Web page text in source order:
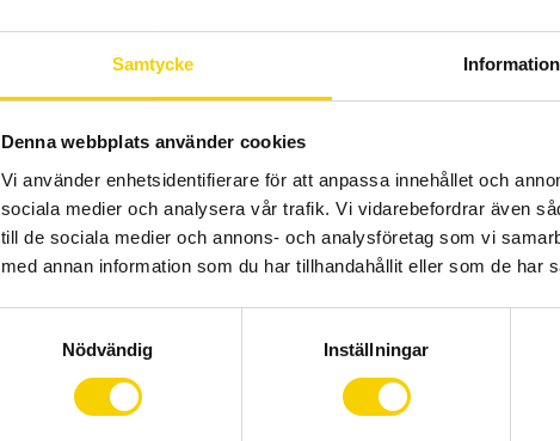
Samtycke Information
Denna webbplats använder cookies
Vi använder enhetsidentifierare för att anpassa innehållet och
sociala medier och analysera vår trafik. Vi vidarebefordrar även
till de sociala medier och annons- och analysföretag som vi
med annan information som du har tillhandahållit eller som de har
Nödvändig Inställningar